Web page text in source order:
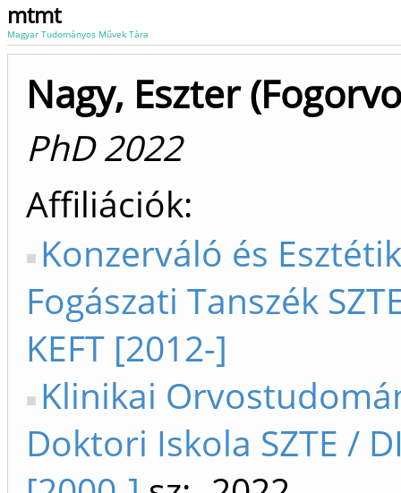
mtmt
Magyar Tudományos Művek Tára
Nagy, Eszter
PhD 2022
Affiliációk
Konzerváló és
Fogászati Tanszék
KEFT [2012-]
Klinikai
Doktori Iskola SZTE /